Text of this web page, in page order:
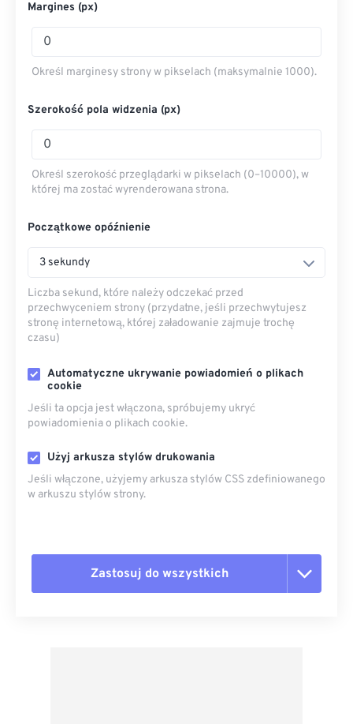
Margines (px)
Określ marginesy strony w pikselach (maksymalnie 1000).
Szerokość pola widzenia (px)
Określ szerokość przeglądarki w pikselach (0–10000), w
której ma zostać wyrenderowana strona.
Początkowe opóźnienie
3 sekundy
Liczba sekund, które należy odczekać przed
przechwyceniem strony (przydatne, jeśli przechwytujesz
stronę internetową, której załadowanie zajmuje trochę
czasu)
Automatyczne ukrywanie powiadomień o plikach
cookie
Jeśli ta opcja jest włączona, spróbujemy ukryć
powiadomienia o plikach cookie.
Użyj arkusza stylów drukowania
Jeśli włączone, użyjemy arkusza stylów CSS zdefiniowanego
w arkuszu stylów strony.
Zastosuj do wszystkich